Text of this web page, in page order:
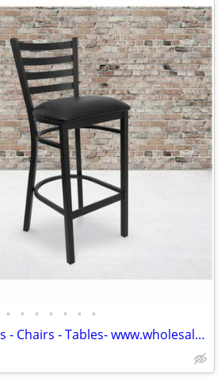
• • • • • • •
Brand new Bar Stools - Chairs - Tables- www.wholesalebarstoolclub.com